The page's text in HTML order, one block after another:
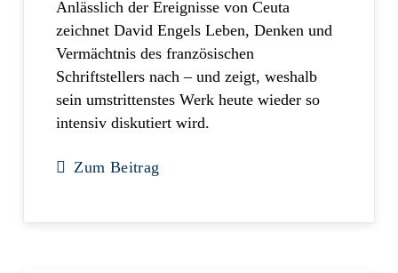
Anlässlich der Ereignisse von Ceuta
zeichnet David Engels Leben, Denken und
Vermächtnis des französischen
Schriftstellers nach – und zeigt, weshalb
sein umstrittenstes Werk heute wieder so
intensiv diskutiert wird.
Zum Beitrag